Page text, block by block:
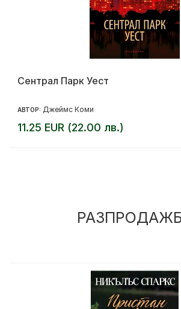
Сентрал Парк Уест
АВТОР: Джеймс Коми
11.25 EUR (22.00 лв.)